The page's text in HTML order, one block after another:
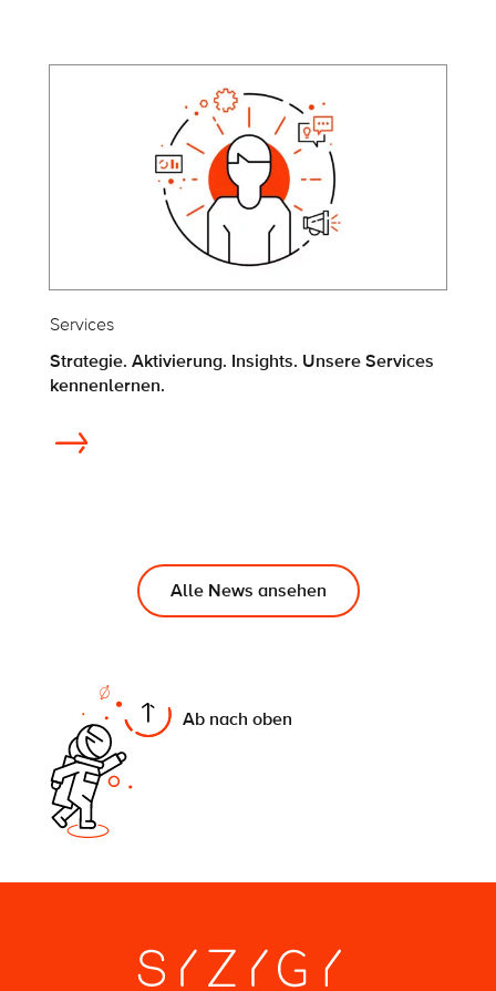
Services
Strategie. Aktivierung. Insights. Unsere Services
kennenlernen.
Alle News ansehen
Ab nach oben